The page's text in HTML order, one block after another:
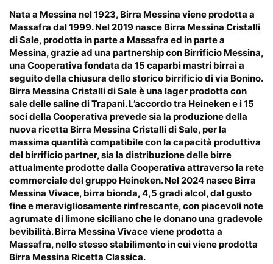
Nata a Messina nel 1923, Birra Messina viene prodotta a
Massafra dal 1999. Nel 2019 nasce Birra Messina Cristalli
di Sale, prodotta in parte a Massafra ed in parte a
Messina, grazie ad una partnership con Birrificio Messina,
una Cooperativa fondata da 15 caparbi mastri birrai a
seguito della chiusura dello storico birrificio di via Bonino.
Birra Messina Cristalli di Sale è una lager prodotta con
sale delle saline di Trapani. L’accordo tra Heineken e i 15
soci della Cooperativa prevede sia la produzione della
nuova ricetta Birra Messina Cristalli di Sale, per la
massima quantità compatibile con la capacità produttiva
del birrificio partner, sia la distribuzione delle birre
attualmente prodotte dalla Cooperativa attraverso la rete
commerciale del gruppo Heineken. Nel 2024 nasce Birra
Messina Vivace, birra bionda, 4,5 gradi alcol, dal gusto
fine e meravigliosamente rinfrescante, con piacevoli note
agrumate di limone siciliano che le donano una gradevole
bevibilità. Birra Messina Vivace viene prodotta a
Massafra, nello stesso stabilimento in cui viene prodotta
Birra Messina Ricetta Classica.